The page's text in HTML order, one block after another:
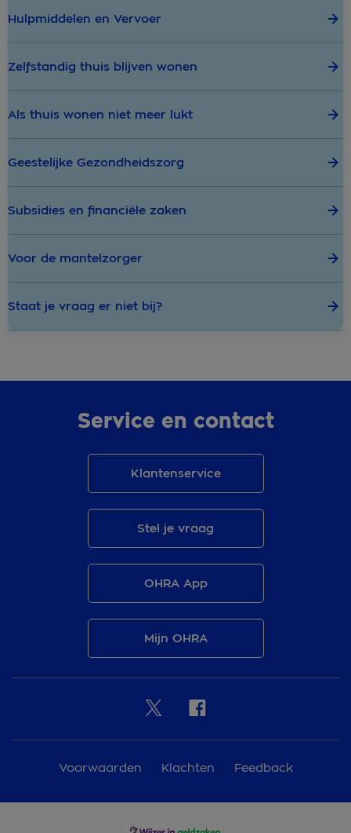
Hulpmiddelen en Vervoer
Zelfstandig thuis blijven wonen
Als thuis wonen niet meer lukt
Geestelijke Gezondheidszorg
Subsidies en financiële zaken
Voor de mantelzorger
Staat je vraag er niet bij?
Service en contact
Klantenservice
Stel je vraag
OHRA App
Mijn OHRA
Voorwaarden Klachten Feedback